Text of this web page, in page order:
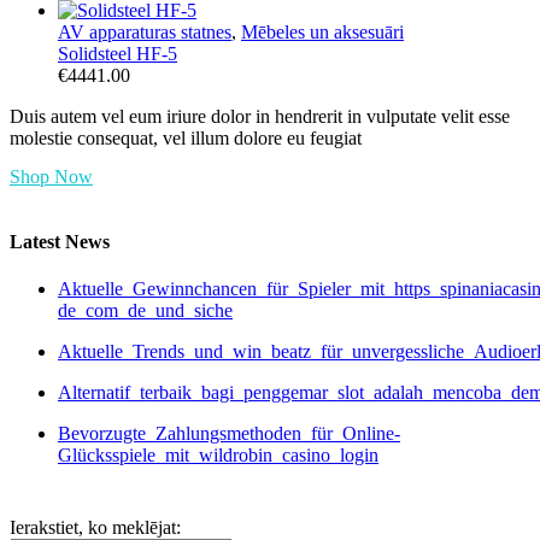
AV apparaturas statnes, Mēbeles un aksesuāri
Solidsteel HF-5
€4441.00
Duis autem vel eum iriure dolor in hendrerit in vulputate velit esse
molestie consequat, vel illum dolore eu feugiat
Shop Now
Latest News
de_com_de_und_siche
Bevorzugte_Zahlungsmethoden_für_Online-
Glücksspiele_mit_wildrobin_casino_login
Ierakstiet, ko meklējat: